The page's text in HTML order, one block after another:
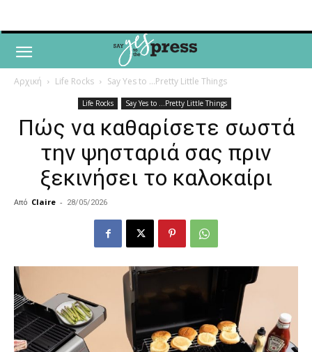
Αρχική Life Rocks Say Yes to ...Pretty Little Things
Life Rocks Say Yes to ...Pretty Little Things
Πώς να καθαρίσετε σωστά
την ψησταριά σας πριν
ξεκινήσει το καλοκαίρι
Από Claire - 28/05/2026